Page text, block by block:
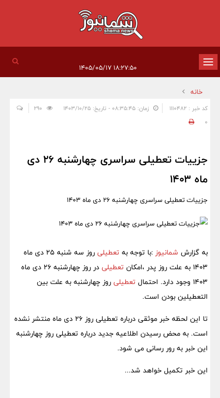
تغییر
وضعیت
ناوبری
خانه
کد خبر : 1110482 زمان: ۰۸:۳۵:۴۵ - تاریخ: ۱۴۰۳/۱۰/۲۵
0
جزییات تعطیلی سراسری چهارشنبه 26 دی
ماه 1403
جزییات تعطیلی سراسری چهارشنبه 26 دی ماه 1403
به گزارش شمانیوز :با توجه به تعطیلی
روز سه شنبه 25 دی ماه
1403 به علت روز پدر ،امکان
تعطیلی
در روز چهارشنبه 26 دی ماه
1403 وجود دارد. احتمال
تعطیلی روز چهارشنبه به علت بین
التعطیلین بودن است.
تا این لحظه خبر موثقی درباره تعطیلی روز 26 دی ماه منتشر نشده
است. به محض رسیدن اطلاعیه جدید درباره تعطیلی روز چهارشنبه
این خبر به رور رسانی می شود.
این خبر تکمیل خواهد شد...